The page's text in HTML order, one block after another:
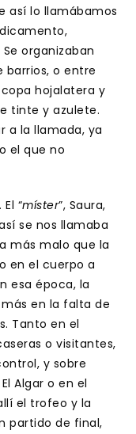
así lo llamábamos
organizaban
o entre
hojalatera y
tinte y azulete.
a la llamada, ya
el que no
“míster”, Saura,
se nos llamaba
más malo que la
en el cuerpo a
esa época, la
en la falta de
Tanto en el
o visitantes,
y sobre
Algar o en el
el trofeo y la
partido de final,